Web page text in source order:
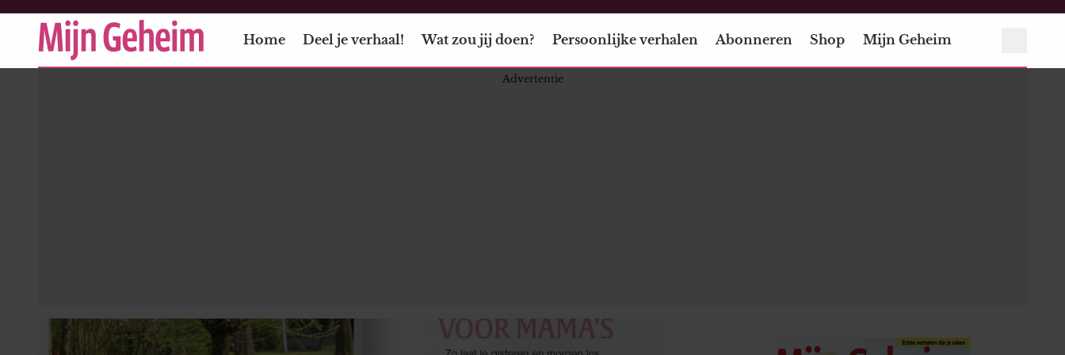
Home Deel je verhaal! Wat zou jij doen? Persoonlijke verhalen Abonneren Shop Mijn Geheim